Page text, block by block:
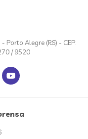
Porto Alegre (RS) - CEP:
/ 9520